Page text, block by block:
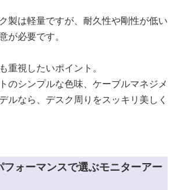
製は軽量ですが、耐久性や剛性が低い
が必要です。
重視したいポイント。
のシンプルな色味、ケーブルマネジメ
ルなら、デスク周りをスッキリ美しく
フォーマンスで選ぶモニターアー